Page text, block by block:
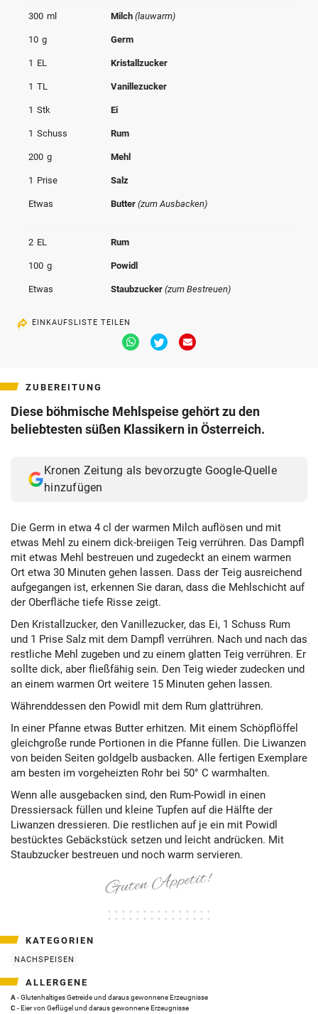
© Krone Multimedia GmbH & Co KG 2026
300 ml Milch(lauwarm)
10 g Germ
1 EL Kristallzucker
1 TL Vanillezucker
1 Stk Ei
1 Schuss Rum
200 g Mehl
1 Prise Salz
Etwas Butter(zum Ausbacken)
2 EL Rum
100 g Powidl
Etwas Staubzucker(zum Bestreuen)
EINKAUFSLISTE TEILEN
Via
Whatsapp
Via
Twitter
Via
ZUBEREITUNG
Diese böhmische Mehlspeise gehört zu den
beliebtesten süßen Klassikern in Österreich.
Kronen Zeitung als bevorzugte Google-Quelle
hinzufügen
Die Germ in etwa 4 cl der warmen Milch auflösen und mit
etwas Mehl zu einem dick-breiigen Teig verrühren. Das Dampfl
mit etwas Mehl bestreuen und zugedeckt an einem warmen
Ort etwa 30 Minuten gehen lassen. Dass der Teig ausreichend
aufgegangen ist, erkennen Sie daran, dass die Mehlschicht auf
der Oberfläche tiefe Risse zeigt.
Den Kristallzucker, den Vanillezucker, das Ei, 1 Schuss Rum
und 1 Prise Salz mit dem Dampfl verrühren. Nach und nach das
restliche Mehl zugeben und zu einem glatten Teig verrühren. Er
sollte dick, aber fließfähig sein. Den Teig wieder zudecken und
an einem warmen Ort weitere 15 Minuten gehen lassen.
Währenddessen den Powidl mit dem Rum glattrühren.
In einer Pfanne etwas Butter erhitzen. Mit einem Schöpflöffel
gleichgroße runde Portionen in die Pfanne füllen. Die Liwanzen
von beiden Seiten goldgelb ausbacken. Alle fertigen Exemplare
am besten im vorgeheizten Rohr bei 50° C warmhalten.
Wenn alle ausgebacken sind, den Rum-Powidl in einen
Dressiersack füllen und kleine Tupfen auf die Hälfte der
Liwanzen dressieren. Die restlichen auf je ein mit Powidl
bestücktes Gebäckstück setzen und leicht andrücken. Mit
Staubzucker bestreuen und noch warm servieren.
KATEGORIEN
NACHSPEISEN
ALLERGENE
A- Glutenhaltiges Getreide und daraus gewonnene Erzeugnisse
C - Eier von Geflügel und daraus gewonnene Erzeugnisse